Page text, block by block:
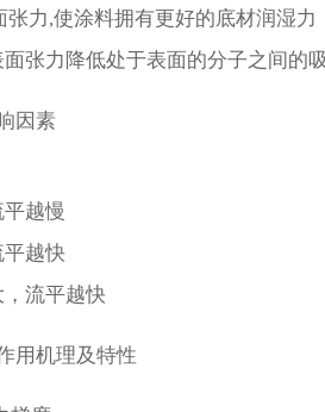
张力,使涂料拥有更好的底材润湿力
张力降低处于表面的分子之间的
因素
越慢
平越快
流平越快
用机理及特性